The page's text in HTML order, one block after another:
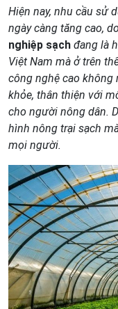
Hiện nay, nhu cầu sử
ngày càng tăng cao,
nghiệp sạch đang là
Việt Nam mà ở trên
công nghệ cao
khỏe, thân thiện với
cho người nông dân.
hình nông trại sạch
mọi người.